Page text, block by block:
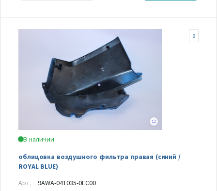
В наличии
облицовка воздушного фильтра правая (синий /
ROYAL BLUE)
9
Арт. 9AWA-041035-0EC00